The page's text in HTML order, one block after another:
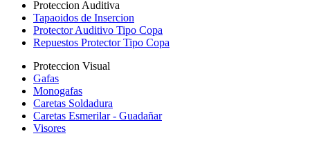
Proteccion Auditiva
Tapaoidos de Insercion
Protector Auditivo Tipo Copa
Repuestos Protector Tipo Copa
Proteccion Visual
Gafas
Monogafas
Caretas Soldadura
Caretas Esmerilar - Guadañar
Visores